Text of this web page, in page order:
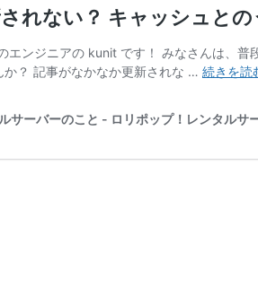
れない？ キャッシュと
エンジニアの kunit です！ みなさんは、
か？ 記事がなかなか更新されな … 続きを読
サーバーのこと - ロリポップ！レンタルサ